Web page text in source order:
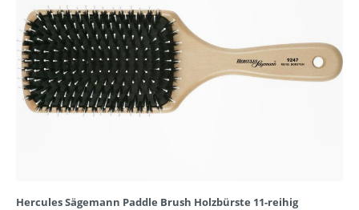
Hercules Sägemann Paddle Brush Holzbürste 11-reihig